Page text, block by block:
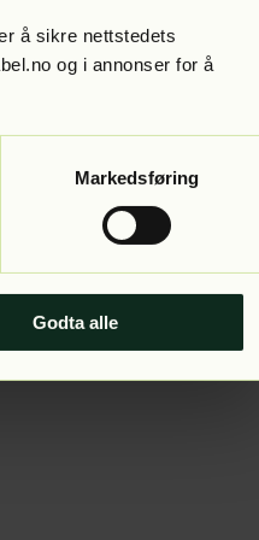
å sikre nettstedets
og i annonser for å
Markedsføring
Godta alle